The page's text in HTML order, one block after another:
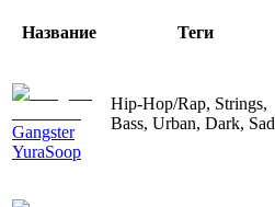
Название Теги
Gangster
YuraSoop
Hip-Hop/Rap, Strings,
Bass, Urban, Dark, Sad